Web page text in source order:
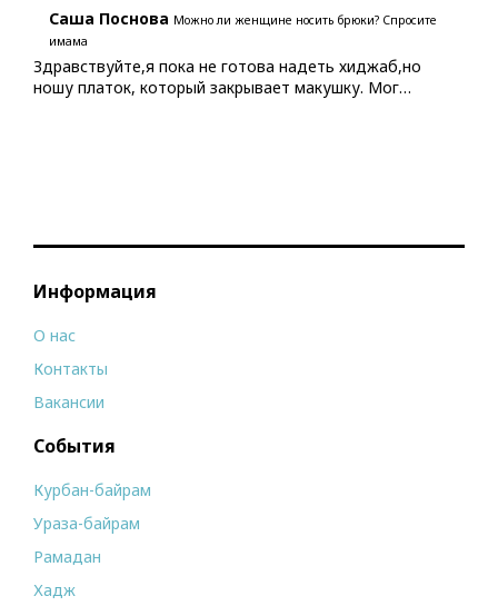
Саша Поснова Можно ли женщине носить брюки? Спросите
имама
Здравствуйте,я пока не готова надеть хиджаб,но
ношу платок, который закрывает макушку. Мог…
Информация
О нас
Контакты
Вакансии
События
Курбан-байрам
Ураза-байрам
Рамадан
Хадж